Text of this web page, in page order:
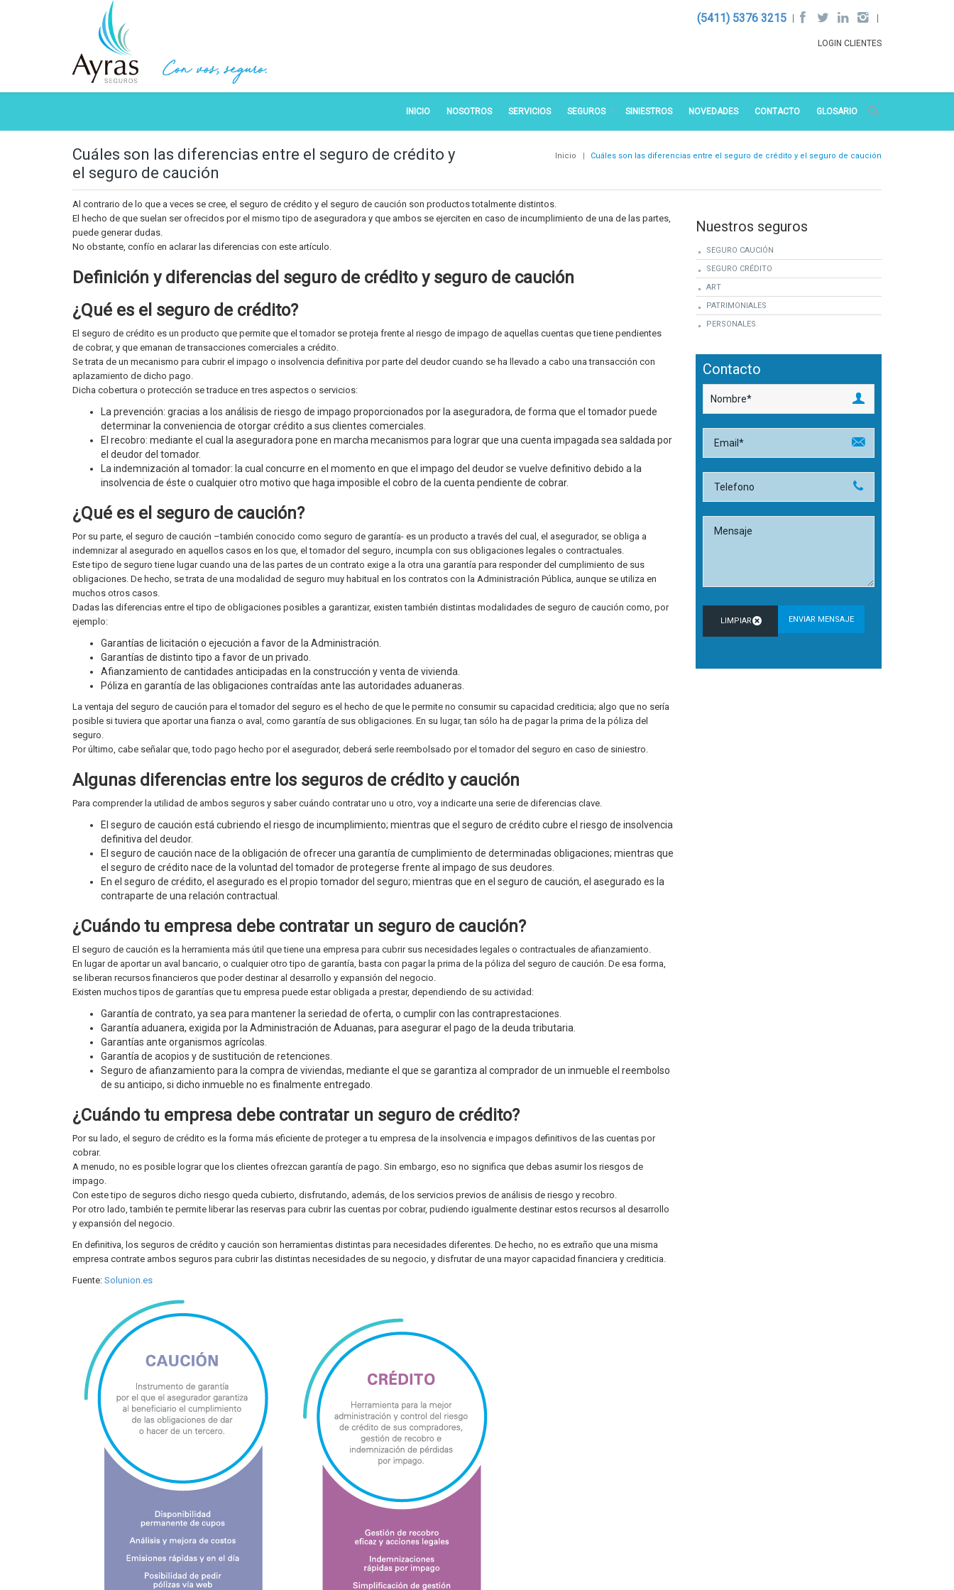
(5411) 5376 3215
LOGIN CLIENTES
INICIO NOSOTROS SERVICIOS SEGUROS SINIESTROS NOVEDADES CONTACTO GLOSARIO
Cuáles son las diferencias entre el seguro de crédito y
el seguro de caución
Inicio | Cuáles son las diferencias entre el seguro de crédito y el seguro de caución
Al contrario de lo que a veces se cree, el seguro de crédito y el seguro de caución son productos totalmente distintos.
El hecho de que suelan ser ofrecidos por el mismo tipo de aseguradora y que ambos se ejerciten en caso de incumplimiento de una de las partes,
puede generar dudas.
No obstante, confío en aclarar las diferencias con este artículo.
Definición y diferencias del seguro de crédito y seguro de caución
¿Qué es el seguro de crédito?
El seguro de crédito es un producto que permite que el tomador se proteja frente al riesgo de impago de aquellas cuentas que tiene pendientes
de cobrar, y que emanan de transacciones comerciales a crédito.
Se trata de un mecanismo para cubrir el impago o insolvencia definitiva por parte del deudor cuando se ha llevado a cabo una transacción con
aplazamiento de dicho pago.
Dicha cobertura o protección se traduce en tres aspectos o servicios:
La prevención: gracias a los análisis de riesgo de impago proporcionados por la aseguradora, de forma que el tomador puede
determinar la conveniencia de otorgar crédito a sus clientes comerciales.
El recobro: mediante el cual la aseguradora pone en marcha mecanismos para lograr que una cuenta impagada sea saldada por
el deudor del tomador.
La indemnización al tomador: la cual concurre en el momento en que el impago del deudor se vuelve definitivo debido a la
insolvencia de éste o cualquier otro motivo que haga imposible el cobro de la cuenta pendiente de cobrar.
¿Qué es el seguro de caución?
Por su parte, el seguro de caución –también conocido como seguro de garantía- es un producto a través del cual, el asegurador, se obliga a
indemnizar al asegurado en aquellos casos en los que, el tomador del seguro, incumpla con sus obligaciones legales o contractuales.
Este tipo de seguro tiene lugar cuando una de las partes de un contrato exige a la otra una garantía para responder del cumplimiento de sus
obligaciones. De hecho, se trata de una modalidad de seguro muy habitual en los contratos con la Administración Pública, aunque se utiliza en
muchos otros casos.
Dadas las diferencias entre el tipo de obligaciones posibles a garantizar, existen también distintas modalidades de seguro de caución como, por
ejemplo:
Garantías de licitación o ejecución a favor de la Administración.
Garantías de distinto tipo a favor de un privado.
Afianzamiento de cantidades anticipadas en la construcción y venta de vivienda.
Póliza en garantía de las obligaciones contraídas ante las autoridades aduaneras.
La ventaja del seguro de caución para el tomador del seguro es el hecho de que le permite no consumir su capacidad crediticia; algo que no sería
posible si tuviera que aportar una fianza o aval, como garantía de sus obligaciones. En su lugar, tan sólo ha de pagar la prima de la póliza del
seguro.
Por último, cabe señalar que, todo pago hecho por el asegurador, deberá serle reembolsado por el tomador del seguro en caso de siniestro.
Algunas diferencias entre los seguros de crédito y caución
Para comprender la utilidad de ambos seguros y saber cuándo contratar uno u otro, voy a indicarte una serie de diferencias clave.
El seguro de caución está cubriendo el riesgo de incumplimiento; mientras que el seguro de crédito cubre el riesgo de insolvencia
definitiva del deudor.
El seguro de caución nace de la obligación de ofrecer una garantía de cumplimiento de determinadas obligaciones; mientras que
el seguro de crédito nace de la voluntad del tomador de protegerse frente al impago de sus deudores.
En el seguro de crédito, el asegurado es el propio tomador del seguro; mientras que en el seguro de caución, el asegurado es la
contraparte de una relación contractual.
¿Cuándo tu empresa debe contratar un seguro de caución?
El seguro de caución es la herramienta más útil que tiene una empresa para cubrir sus necesidades legales o contractuales de afianzamiento.
En lugar de aportar un aval bancario, o cualquier otro tipo de garantía, basta con pagar la prima de la póliza del seguro de caución. De esa forma,
se liberan recursos financieros que poder destinar al desarrollo y expansión del negocio.
Existen muchos tipos de garantías que tu empresa puede estar obligada a prestar, dependiendo de su actividad:
Garantía de contrato, ya sea para mantener la seriedad de oferta, o cumplir con las contraprestaciones.
Garantía aduanera, exigida por la Administración de Aduanas, para asegurar el pago de la deuda tributaria.
Garantías ante organismos agrícolas.
Garantía de acopios y de sustitución de retenciones.
Seguro de afianzamiento para la compra de viviendas, mediante el que se garantiza al comprador de un inmueble el reembolso
de su anticipo, si dicho inmueble no es finalmente entregado.
¿Cuándo tu empresa debe contratar un seguro de crédito?
Por su lado, el seguro de crédito es la forma más eficiente de proteger a tu empresa de la insolvencia e impagos definitivos de las cuentas por
cobrar.
A menudo, no es posible lograr que los clientes ofrezcan garantía de pago. Sin embargo, eso no significa que debas asumir los riesgos de
impago.
Con este tipo de seguros dicho riesgo queda cubierto, disfrutando, además, de los servicios previos de análisis de riesgo y recobro.
Por otro lado, también te permite liberar las reservas para cubrir las cuentas por cobrar, pudiendo igualmente destinar estos recursos al desarrollo
y expansión del negocio.
En definitiva, los seguros de crédito y caución son herramientas distintas para necesidades diferentes. De hecho, no es extraño que una misma
empresa contrate ambos seguros para cubrir las distintas necesidades de su negocio, y disfrutar de una mayor capacidad financiera y crediticia.
Fuente: Solunion.es
Nuestros seguros
SEGURO CAUCIÓN
SEGURO CRÉDITO
ART
PATRIMONIALES
PERSONALES
Contacto